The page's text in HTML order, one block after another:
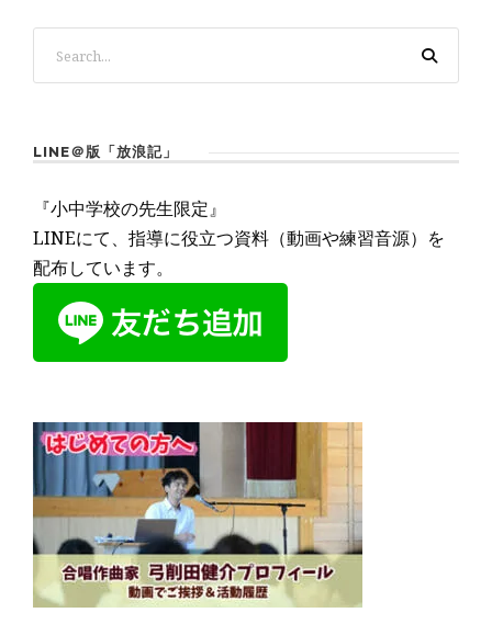
LINE＠版「放浪記」
『小中学校の先生限定』
LINEにて、指導に役立つ資料（動画や練習音源）を
配布しています。